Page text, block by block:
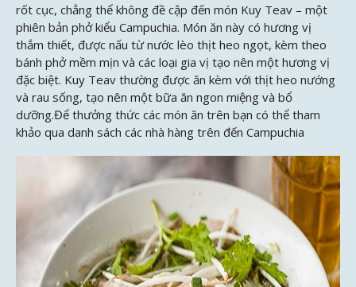
rốt cục, chẳng thể không đề cập đến món Kuy Teav – một
phiên bản phở kiểu Campuchia. Món ăn này có hương vị
thắm thiết, được nấu từ nước lèo thịt heo ngọt, kèm theo
bánh phở mềm mịn và các loại gia vị tạo nên một hương vị
đặc biệt. Kuy Teav thường được ăn kèm với thịt heo nướng
và rau sống, tạo nên một bữa ăn ngon miệng và bổ
dưỡng.Để thưởng thức các món ăn trên bạn có thể tham
khảo qua danh sách các nhà hàng trên đến Campuchia